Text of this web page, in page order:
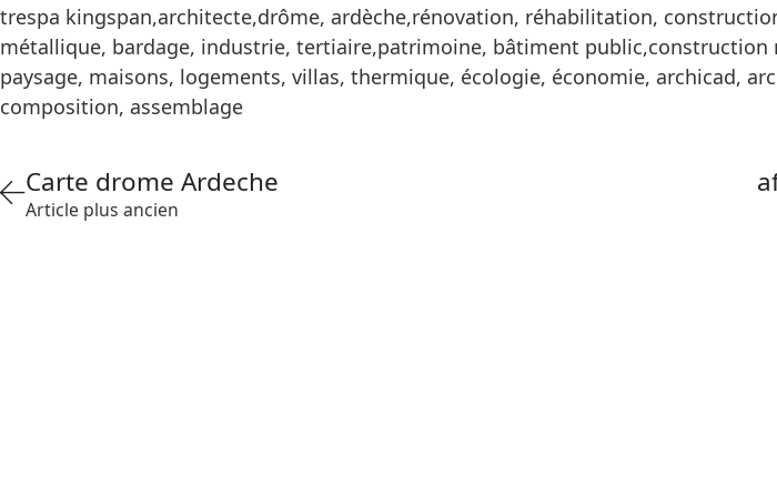
trespa kingspan,architecte,drôme, ardèche,rénovation, réhabilitation,
métallique, bardage, industrie, tertiaire,patrimoine, bâtiment
paysage, maisons, logements, villas, thermique, écologie, économie, archicad,
composition, assemblage
Carte drome Ardeche
Article plus ancien